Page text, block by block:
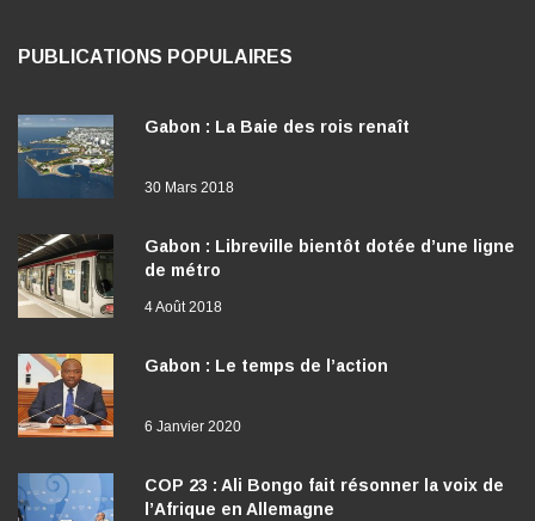
PUBLICATIONS POPULAIRES
Gabon : La Baie des rois renaît
30 Mars 2018
Gabon : Libreville bientôt dotée d’une ligne
de métro
4 Août 2018
Gabon : Le temps de l’action
6 Janvier 2020
COP 23 : Ali Bongo fait résonner la voix de
l’Afrique en Allemagne